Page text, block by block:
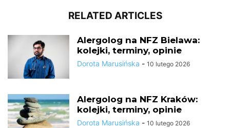
RELATED ARTICLES
Alergolog na NFZ Bielawa:
kolejki, terminy, opinie
Dorota Marusińska - 10 lutego 2026
Alergolog na NFZ Kraków:
kolejki, terminy, opinie
Dorota Marusińska - 10 lutego 2026